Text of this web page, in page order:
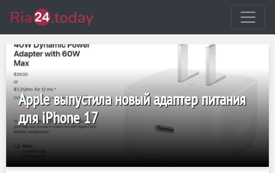
Apple выпустила новый адаптер питания
для iPhone 17